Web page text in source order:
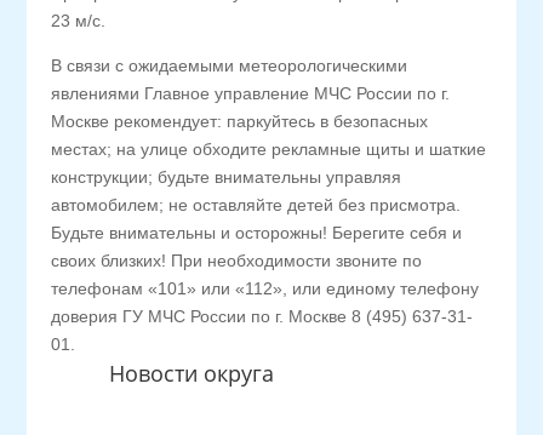
Новости округа
23 м/с.
В связи с ожидаемыми метеорологическими
явлениями Главное управление МЧС России по г.
Москве рекомендует: паркуйтесь в безопасных
местах; на улице обходите рекламные щиты и шаткие
конструкции; будьте внимательны управляя
автомобилем; не оставляйте детей без присмотра.
Будьте внимательны и осторожны! Берегите себя и
своих близких! При необходимости звоните по
телефонам «101» или «112», или единому телефону
доверия ГУ МЧС России по г. Москве 8 (495) 637-31-
01.